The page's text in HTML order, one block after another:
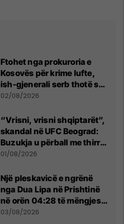
Ftohet nga prokuroria e
Kosovës për krime lufte,
ish-gjenerali serb thotë se
dikush e tradhtoi në
02/08/2026
“Vrisni, vrisni shqiptarët”,
skandal në UFC Beograd:
Buzukja u përball me thirrje
anti-shqiptare nga
01/08/2026
Një pleskavicë e ngrënë
nga Dua Lipa në Prishtinë
në orën 04:28 të mëngjesit
- dhe bota digjitale serbe
03/08/2026